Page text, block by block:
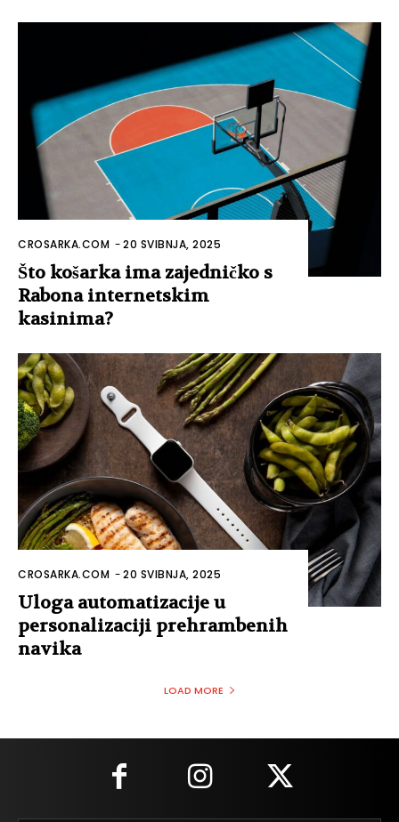
CROSARKA.COM -20 SVIBNJA, 2025
Što košarka ima zajedničko s
Rabona internetskim
kasinima?
CROSARKA.COM -20 SVIBNJA, 2025
Uloga automatizacije u
personalizaciji prehrambenih
navika
LOAD MORE